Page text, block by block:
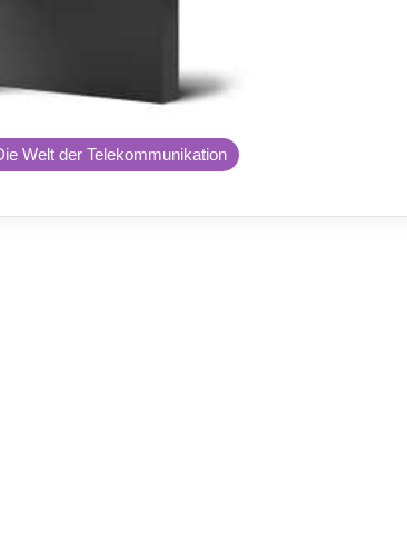
Welt der Telekommunikation